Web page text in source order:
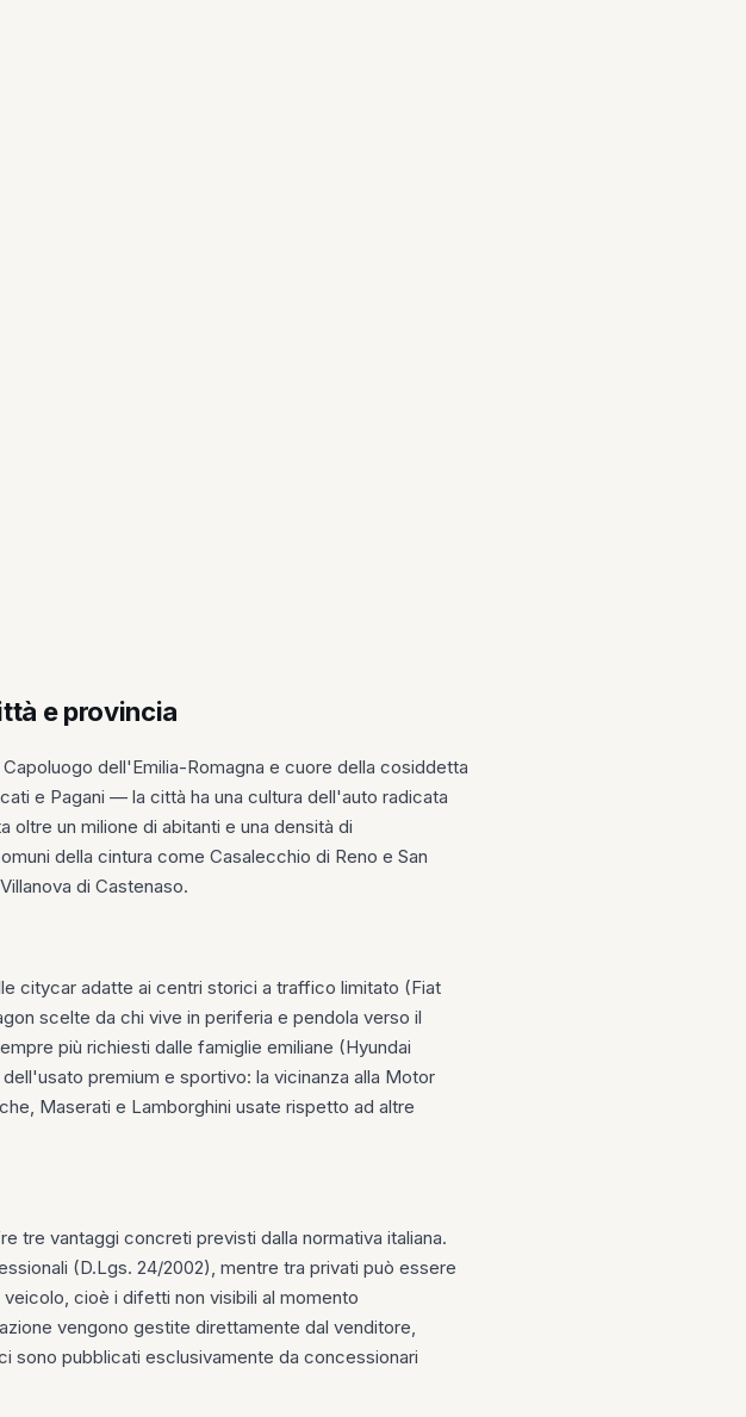
e provincia
dell'Emilia-Romagna e cuore della cosiddetta
e Pagani — la città ha una cultura dell'auto radicata
un milione di abitanti e una densità di
della cintura come Casalecchio di Reno e San
di Castenaso.
citycar adatte ai centri storici a traffico limitato (Fiat
scelte da chi vive in periferia e pendola verso il
più richiesti dalle famiglie emiliane (Hyundai
premium e sportivo: la vicinanza alla Motor
Maserati e Lamborghini usate rispetto ad altre
tre vantaggi concreti previsti dalla normativa italiana.
(D.Lgs. 24/2002), mentre tra privati può essere
cioè i difetti non visibili al momento
vengono gestite direttamente dal venditore,
sono pubblicati esclusivamente da concessionari